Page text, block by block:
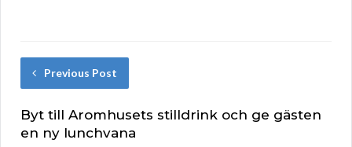
Previous Post
Byt till Aromhusets stilldrink och ge gästen
en ny lunchvana